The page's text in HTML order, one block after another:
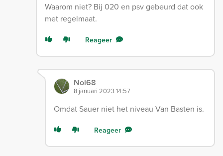
Waarom niet? Bij 020 en psv gebeurd dat ook
met regelmaat.
Reageer
Nol68
8 januari 2023 14:57
Omdat Sauer niet het niveau Van Basten is.
Reageer